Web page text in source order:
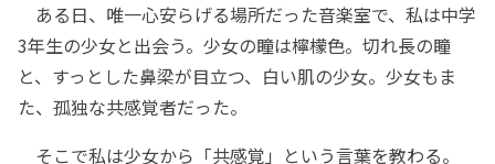
ある日、唯一心安らげる場所だった音楽室で、私は中学
3年生の少女と出会う。少女の瞳は檸檬色。切れ長の瞳
と、すっとした鼻梁が目立つ、白い肌の少女。少女もま
た、孤独な共感覚者だった。
そこで私は少女から「共感覚」という言葉を教わる。